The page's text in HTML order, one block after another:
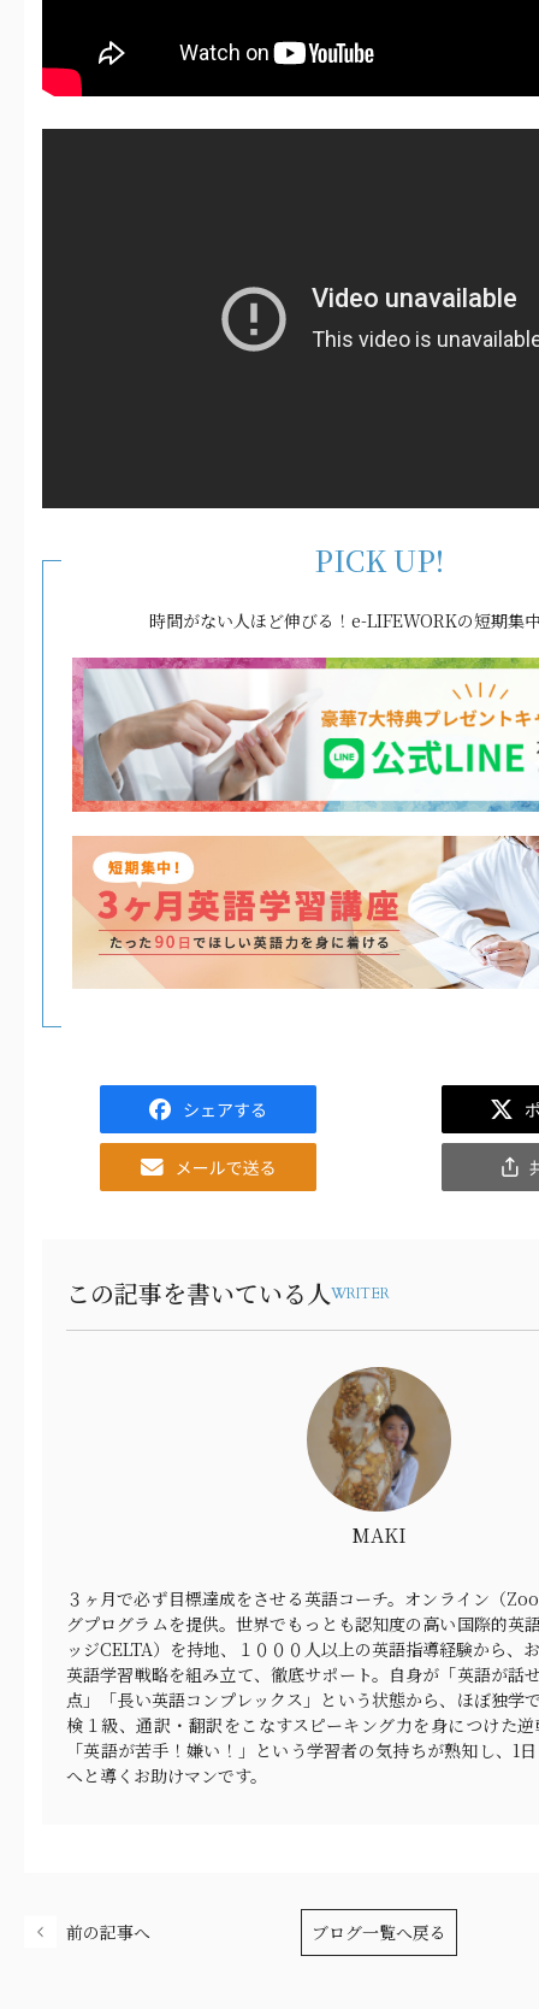
PICK UP!
時間がない人ほど伸びる！e-LIFEWORKの短期集
Facebook
Twitter
Email
この記事を書いている人WRITER
MAKI
３ヶ月で必ず目標達成をさせる英語コーチ。オンライン（
グプログラムを提供。世界でもっとも認知度の高い国際的英
ッジCELTA）を持地、１０００人以上の英語指導経験から、
英語学習戦略を組み立て、徹底サポート。自身が「英語が話
点」「長い英語コンプレックス」という状態から、ほぼ独学
検１級、通訳・翻訳をこなすスピーキング力を身につけた
「英語が苦手！嫌い！」という学習者の気持ちが熟知し、1
へと導くお助けマンです。
前の記事へ ブログ一覧へ戻る